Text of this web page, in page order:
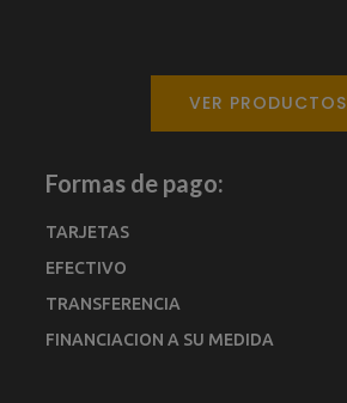
VER PRODUCTOS
Formas de pago:
TARJETAS
EFECTIVO
TRANSFERENCIA
FINANCIACION A SU MEDIDA